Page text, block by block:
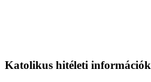
Katolikus hitéleti információk